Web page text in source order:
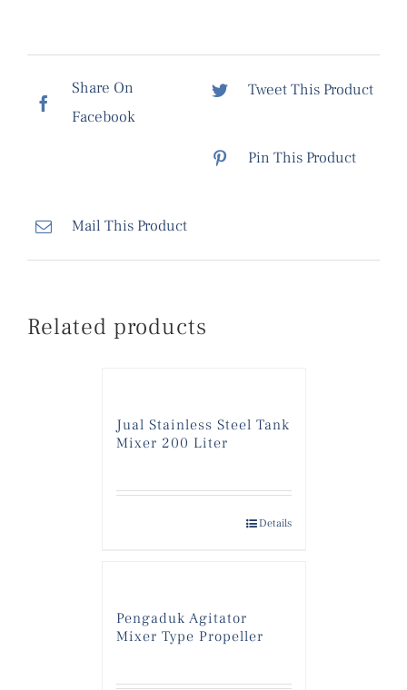
Share On
Facebook
Tweet This Product
Pin This Product
Mail This Product
Related products
Jual Stainless Steel Tank
Mixer 200 Liter
Details
Pengaduk Agitator
Mixer Type Propeller